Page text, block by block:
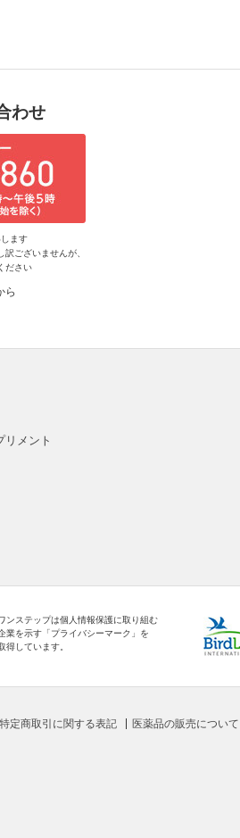
わせ
ます
ございませんが、
ださい
ら
リメント
ンステップは個人情報保護に取り組む
業を示す「プライバシーマーク」を
得しています。
特定商取引に関する表記 医薬品の販売について